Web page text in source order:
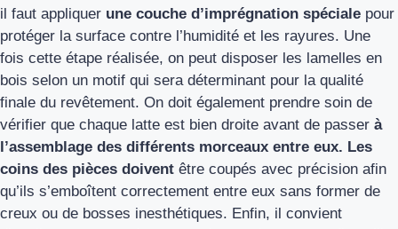
il faut appliquer une couche d’imprégnation spéciale pour
protéger la surface contre l’humidité et les rayures. Une
fois cette étape réalisée, on peut disposer les lamelles en
bois selon un motif qui sera déterminant pour la qualité
finale du revêtement. On doit également prendre soin de
vérifier que chaque latte est bien droite avant de passer à
l’assemblage des différents morceaux entre eux. Les
coins des pièces doivent être coupés avec précision afin
qu’ils s’emboîtent correctement entre eux sans former de
creux ou de bosses inesthétiques. Enfin, il convient